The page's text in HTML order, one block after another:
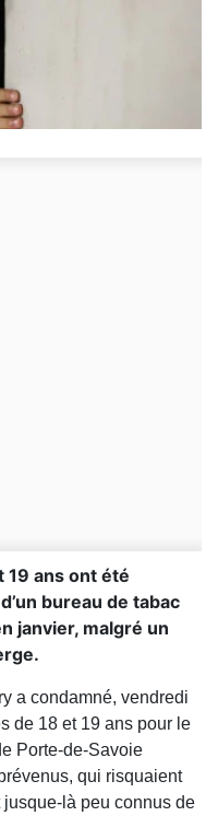
19 ans ont été
bureau de tabac
janvier, malgré un
a condamné, vendredi
de 18 et 19 ans pour le
Porte-de-Savoie
qui risquaient
jusque-là peu connus de